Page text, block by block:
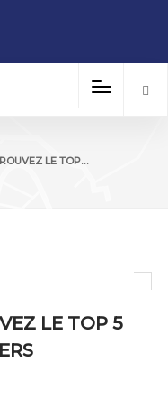
LE TOP…
LE TOP 5